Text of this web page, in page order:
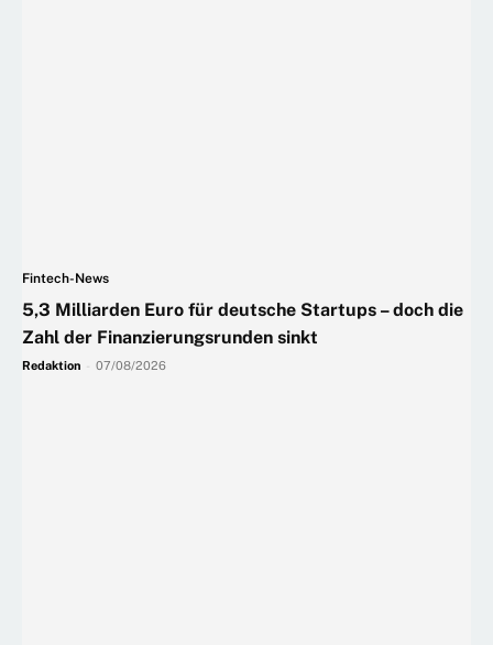
Fintech-News
5,3 Milliarden Euro für deutsche Startups – doch die
Zahl der Finanzierungsrunden sinkt
Redaktion 07/08/2026